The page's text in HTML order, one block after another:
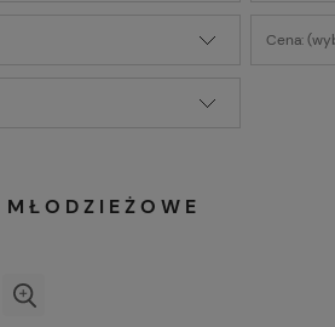
Cena: